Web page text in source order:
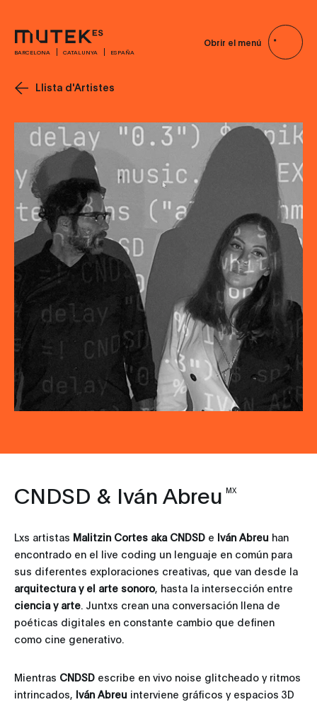
BARCELONA CATALUNYA ESPAÑA
Obrir el menú
Llista d'Artistes
CNDSD & Iván Abreu MX
Lxs artistas Malitzin Cortes aka CNDSD e Iván Abreu han
encontrado en el live coding un lenguaje en común para
sus diferentes exploraciones creativas, que van desde la
arquitectura y el arte sonoro, hasta la intersección entre
ciencia y arte. Juntxs crean una conversación llena de
poéticas digitales en constante cambio que definen
como cine generativo.
Mientras CNDSD escribe en vivo noise glitcheado y ritmos
intrincados, Iván Abreu interviene gráficos y espacios 3D